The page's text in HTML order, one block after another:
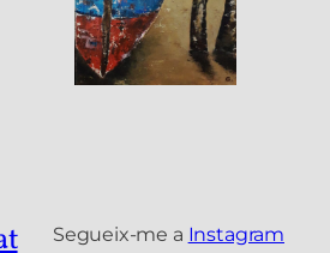
Segueix-me a Instagram